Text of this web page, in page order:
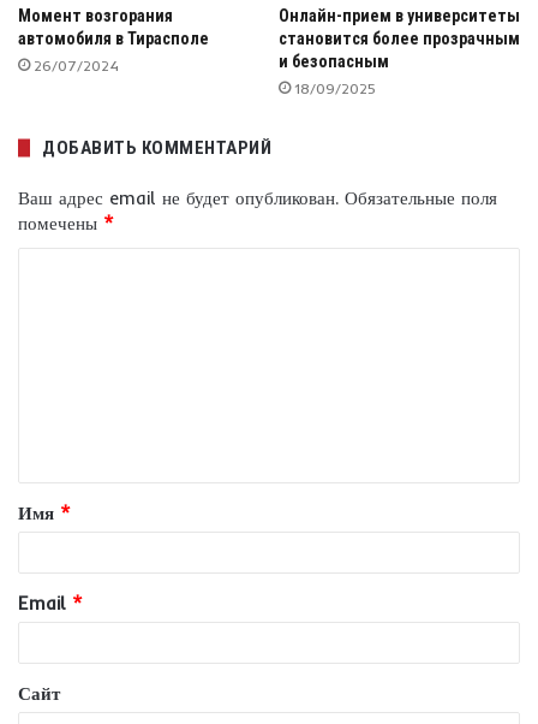
Момент возгорания
автомобиля в Тирасполе
26/07/2024
Онлайн-прием в университеты
становится более прозрачным
и безопасным
18/09/2025
ДОБАВИТЬ КОММЕНТАРИЙ
Ваш адрес email не будет опубликован. Обязательные поля
помечены *
т
а
й
*
Имя *
Email *
Сайт